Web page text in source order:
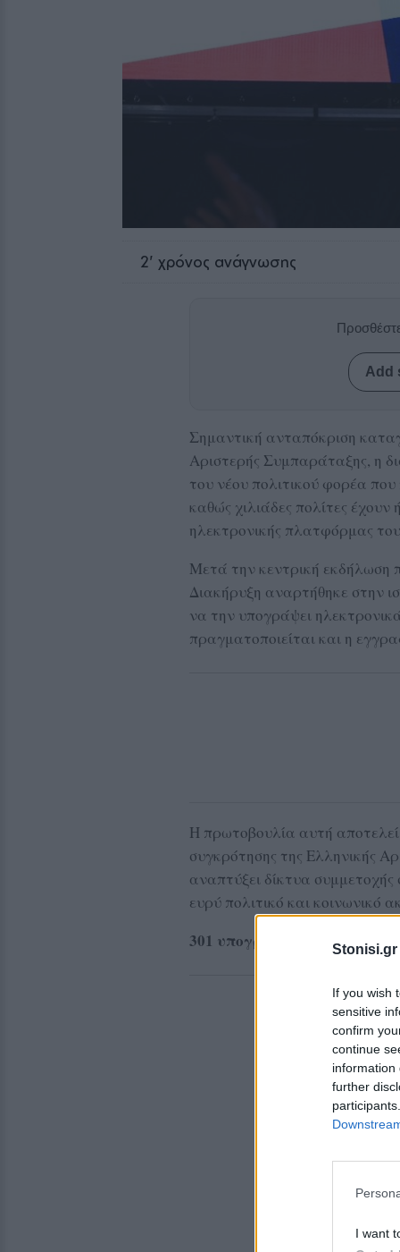
Stonisi.gr
If you wish
sensitive
confirm
continue
information
further
I want
2' χρόνος ανάγνωσης
Add
Σημαντική ανταπόκριση
Αριστερής Συμπαράταξης, η
του νέου πολιτικού φορέα
καθώς χιλιάδες πολίτες
ηλεκτρονικής πλατφόρμας
Μετά την κεντρική εκδήλωση
Διακήρυξη αναρτήθηκε στην
να την υπογράψει
πραγματοποιείται και η
Η πρωτοβουλία αυτή
συγκρότησης της Ελληνικής
αναπτύξει δίκτυα
ευρύ πολιτικό και κοινωνικό
301 υπογραφές στην